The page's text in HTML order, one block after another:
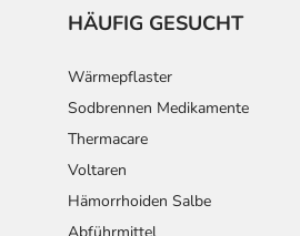
HÄUFIG GESUCHT
Wärmepflaster
Sodbrennen Medikamente
Thermacare
Voltaren
Hämorrhoiden Salbe